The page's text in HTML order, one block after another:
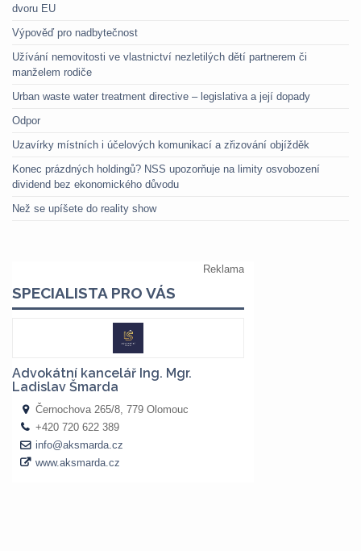
dvoru EU
Výpověď pro nadbytečnost
Užívání nemovitosti ve vlastnictví nezletilých dětí partnerem či
manželem rodiče
Urban waste water treatment directive – legislativa a její dopady
Odpor
Uzavírky místních i účelových komunikací a zřizování objížděk
Konec prázdných holdingů? NSS upozorňuje na limity osvobození
dividend bez ekonomického důvodu
Než se upíšete do reality show